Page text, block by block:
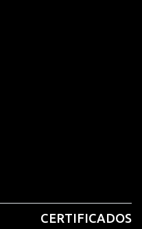
CERTIFICADOS